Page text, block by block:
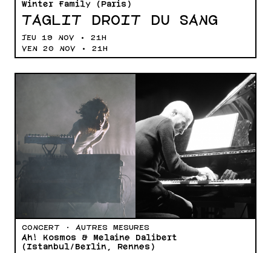
Winter Family (Paris)
TAGLIT DROIT DU SANG
JEU 19 NOV • 21H
VEN 20 NOV • 21H
CONCERT · AUTRES MESURES
Ah! Kosmos & Melaine Dalibert
(Istanbul/Berlin, Rennes)